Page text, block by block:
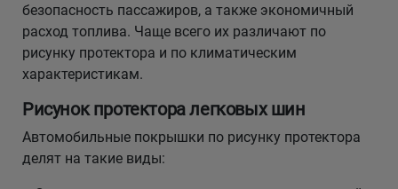
безопасность пассажиров, а также экономичный
расход топлива. Чаще всего их различают по
рисунку протектора и по климатическим
характеристикам.
Рисунок протектора легковых шин
Автомобильные покрышки по рисунку протектора
делят на такие виды: